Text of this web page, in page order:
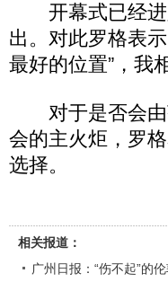
开幕式已经进
出。对此罗格表
最好的位置”，我
对于是否会由
会的主火炬，罗
选择。
相关报道：
广州日报：“伤不起”的